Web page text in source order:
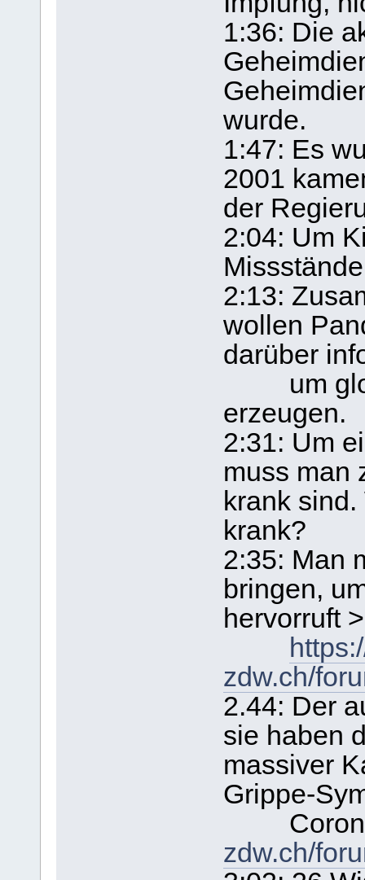
1:36: Die
wurde.
1:47: Es
2001
der
2:04: Um
2:13:
wollen
darüber
um
erzeugen.
2:31: Um
muss man
krank
krank?
2:35: Man
bringen,
hervorruft >
zdw.ch/
2.44: Der
sie haben
massiver
Grippe-
Corona
zdw.ch/